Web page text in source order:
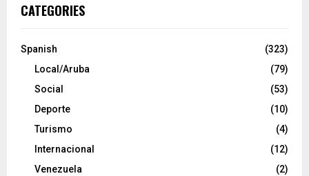
CATEGORIES
Spanish
(323)
Local/Aruba
(79)
Social
(53)
Deporte
(10)
Turismo
(4)
Internacional
(12)
Venezuela
(2)